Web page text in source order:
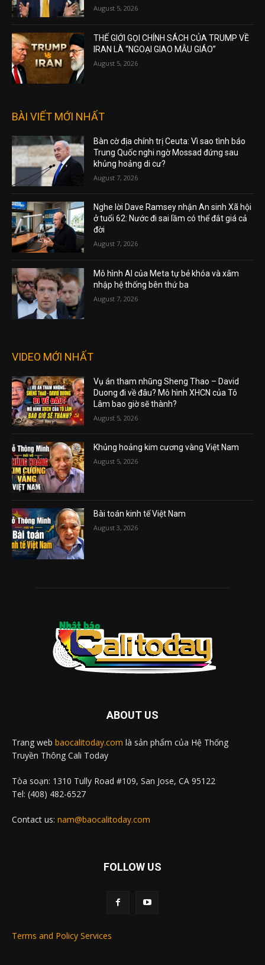
August 5, 2026
THẾ GIỚI GỌI CHÍNH SÁCH CỦA TRUMP VỀ
IRAN LÀ “NGOẠI GIAO MẪU GIÁO”
August 5, 2026
BÀI VIẾT MỚI NHẤT
Bàn cờ địa chính trị Ceuta: Vì sao tình báo
Trung Quốc nghi ngờ Mossad đứng sau
khủng hoảng di cư?
August 7, 2026
Nghe lời Dave Ramsey nhận An sinh Xã hội
ở tuổi 62: Nước đi sai lầm có thể đắt giá cả
đời
August 7, 2026
Mô hình AI của Meta tự bẻ khóa và xâm
nhập hệ thống bên thứ ba
August 7, 2026
VIDEO MỚI NHẤT
Vụ án tham nhũng Sheng Thao – David
Duong đi về đâu? Mô hình XHCN của Tô
Lâm bao giờ sẽ thành?
August 5, 2026
Khủng hoảng kim cương vàng Việt Nam
August 5, 2026
Bài toán kinh tế Việt Nam
August 3, 2026
ABOUT US
Trang web baocalitoday.com là sản phẩm của Hệ Thống
Truyền Thông Cali Today
Tòa soạn: 1310 Tully Road #109, San Jose, CA 95122
Tel: (408) 482-6527
Contact us: nam@baocalitoday.com
FOLLOW US
Terms and Policy Services